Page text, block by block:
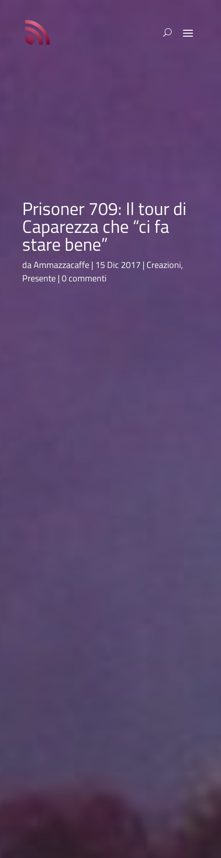
Prisoner 709: Il tour di
Caparezza che “ci fa
stare bene”
daAmmazzacaffe 15 Dic 2017 Creazioni,
Presente 0 commenti